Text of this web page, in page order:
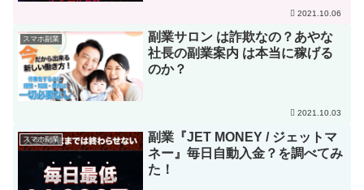
2021.10.06
スマホ副業
副業サロン は詐欺なの？あやな
社長の副業案内 は本当に稼げる
のか？
2021.10.03
スマホ副業
副業『JET MONEY / ジェットマ
ネー』毎日自動入金？を調べてみ
た！